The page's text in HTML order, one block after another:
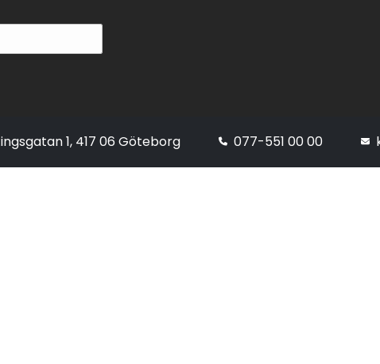
1, 417 06 Göteborg 077-551 00 00